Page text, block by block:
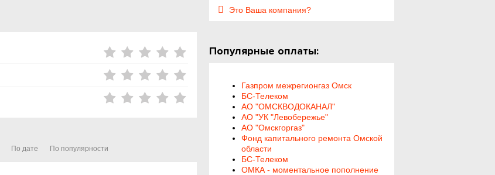
По дате По популярности
Это Ваша компания?
Популярные оплаты:
Газпром межрегионгаз Омск
БС-Телеком
АО "ОМСКВОДОКАНАЛ"
АО "УК "Левобережье"
АО "Омскгоргаз"
Фонд капитального ремонта Омской
области
БС-Телеком
ОМКА - моментальное пополнение